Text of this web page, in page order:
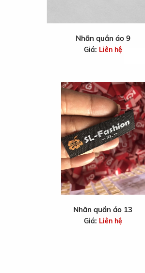
Nhãn quần áo 9
Giá: Liên hệ
Nhãn quần áo 13
Giá: Liên hệ